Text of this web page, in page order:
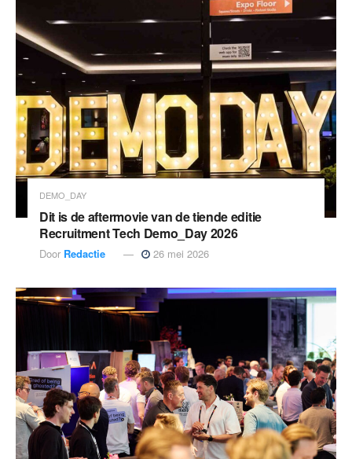
DEMO_DAY
Dit is de aftermovie van de tiende editie
Recruitment Tech Demo_Day 2026
Door Redactie 26 mei 2026